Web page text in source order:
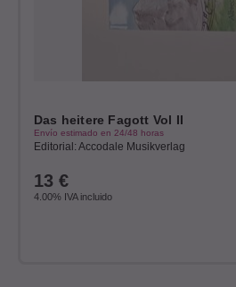
Das heitere Fagott Vol II
Envío estimado en 24/48 horas
Editorial: Accodale Musikverlag
13 €
4.00% IVA incluido